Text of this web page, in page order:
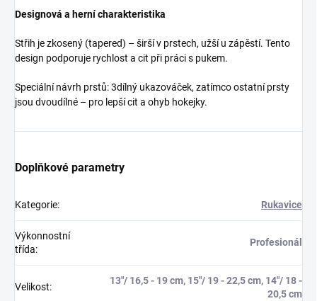
Designová a herní charakteristika
Střih je zkosený (tapered) – širší v prstech, užší u zápěstí. Tento
design podporuje rychlost a cit při práci s pukem.
Speciální návrh prstů: 3dílný ukazováček, zatímco ostatní prsty
jsou dvoudílné – pro lepší cit a ohyb hokejky.
Doplňkové parametry
Kategorie: Rukavice
Výkonnostní
třída:
Profesionál
Velikost:
13"/ 16,5 - 19 cm, 15"/ 19 - 22,5 cm, 14"/ 18 -
20,5 cm